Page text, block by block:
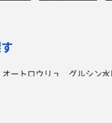
オートロウリュ グルシン